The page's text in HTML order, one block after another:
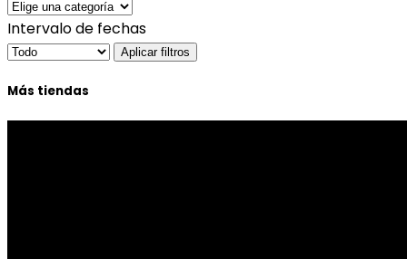
Intervalo de fechas
Aplicar filtros
Más tiendas